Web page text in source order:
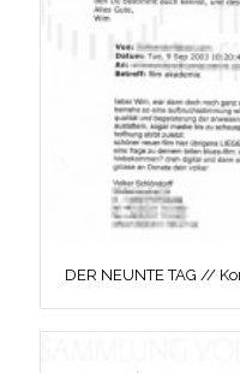
DER NEUNTE TAG //